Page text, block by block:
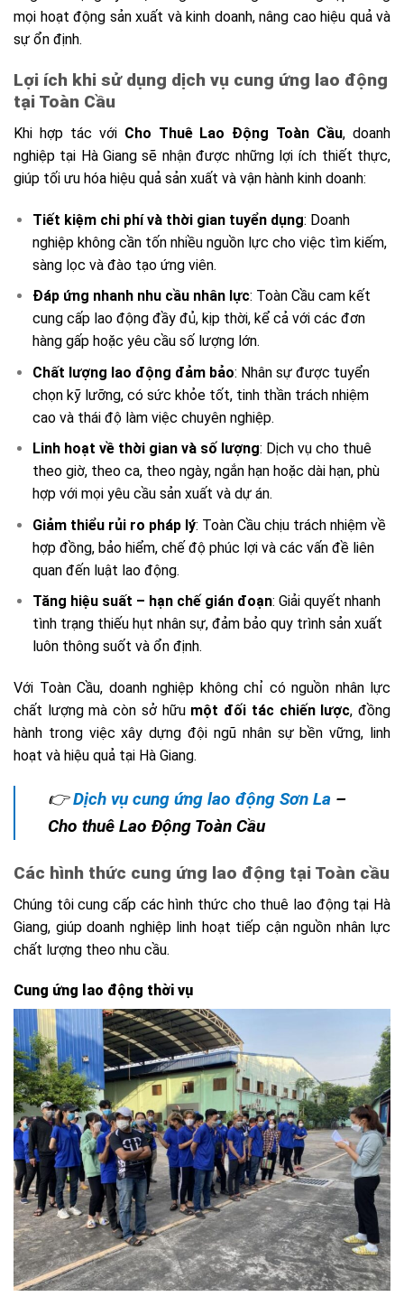
mọi hoạt động sản xuất và kinh doanh, nâng cao hiệu quả và
sự ổn định.
Lợi ích khi sử dụng dịch vụ cung ứng lao động
tại Toàn Cầu
Khi hợp tác với Cho Thuê Lao Động Toàn Cầu, doanh
nghiệp tại Hà Giang sẽ nhận được những lợi ích thiết thực,
giúp tối ưu hóa hiệu quả sản xuất và vận hành kinh doanh:
Tiết kiệm chi phí và thời gian tuyển dụng: Doanh
nghiệp không cần tốn nhiều nguồn lực cho việc tìm kiếm,
sàng lọc và đào tạo ứng viên.
Đáp ứng nhanh nhu cầu nhân lực: Toàn Cầu cam kết
cung cấp lao động đầy đủ, kịp thời, kể cả với các đơn
hàng gấp hoặc yêu cầu số lượng lớn.
Chất lượng lao động đảm bảo: Nhân sự được tuyển
chọn kỹ lưỡng, có sức khỏe tốt, tinh thần trách nhiệm
cao và thái độ làm việc chuyên nghiệp.
Linh hoạt về thời gian và số lượng: Dịch vụ cho thuê
theo giờ, theo ca, theo ngày, ngắn hạn hoặc dài hạn, phù
hợp với mọi yêu cầu sản xuất và dự án.
Giảm thiểu rủi ro pháp lý: Toàn Cầu chịu trách nhiệm về
hợp đồng, bảo hiểm, chế độ phúc lợi và các vấn đề liên
quan đến luật lao động.
Tăng hiệu suất – hạn chế gián đoạn: Giải quyết nhanh
tình trạng thiếu hụt nhân sự, đảm bảo quy trình sản xuất
luôn thông suốt và ổn định.
Với Toàn Cầu, doanh nghiệp không chỉ có nguồn nhân lực
chất lượng mà còn sở hữu một đối tác chiến lược, đồng
hành trong việc xây dựng đội ngũ nhân sự bền vững, linh
hoạt và hiệu quả tại Hà Giang.
👉 Dịch vụ cung ứng lao động Sơn La –
Cho thuê Lao Động Toàn Cầu
Các hình thức cung ứng lao động tại Toàn cầu
Chúng tôi cung cấp các hình thức cho thuê lao động tại Hà
Giang, giúp doanh nghiệp linh hoạt tiếp cận nguồn nhân lực
chất lượng theo nhu cầu.
Cung ứng lao động thời vụ